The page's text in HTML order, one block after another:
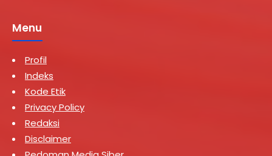
Menu
Profil
Indeks
Kode Etik
Privacy Policy
Redaksi
Disclaimer